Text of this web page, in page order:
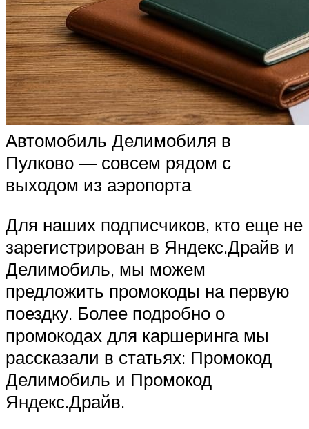
Автомобиль Делимобиля в
Пулково — совсем рядом с
выходом из аэропорта
Для наших подписчиков, кто еще не
зарегистрирован в Яндекс.Драйв и
Делимобиль, мы можем
предложить промокоды на первую
поездку. Более подробно о
промокодах для каршеринга мы
рассказали в статьях: Промокод
Делимобиль и Промокод
Яндекс.Драйв.